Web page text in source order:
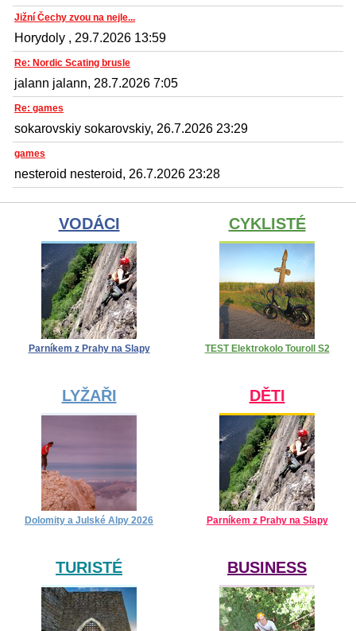
Jižní Čechy zvou na nejle...
Horydoly , 29.7.2026 13:59
Re: Nordic Scating brusle
jalann jalann, 28.7.2026 7:05
Re: games
sokarovskiy sokarovskiy, 26.7.2026 23:29
games
nesteroid nesteroid, 26.7.2026 23:28
VODÁCI
Parníkem z Prahy na Slapy
CYKLISTÉ
TEST Elektrokolo Touroll S2
LYŽAŘI
Dolomity a Julské Alpy 2026
DĚTI
Parníkem z Prahy na Slapy
TURISTÉ BUSINESS